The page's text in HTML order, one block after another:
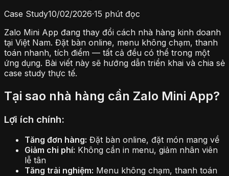
Case Study10/02/2026·15 phút đọc
Zalo Mini App đang thay đổi cách nhà hàng kinh doanh
tại Việt Nam. Đặt bàn online, menu không chạm, thanh
toán nhanh, tích điểm — tất cả đều có thể trong một
ứng dụng. Bài viết này sẽ hướng dẫn triển khai và chia sẻ
case study thực tế.
Tại sao nhà hàng cần Zalo Mini App?
Lợi ích chính:
Tăng đơn hàng: Đặt bàn online, đặt món mang về
Giảm chi phí: Không cần in menu, giảm nhân viên
lễ tân
Tăng trải nghiệm: Menu không chạm, thanh toán